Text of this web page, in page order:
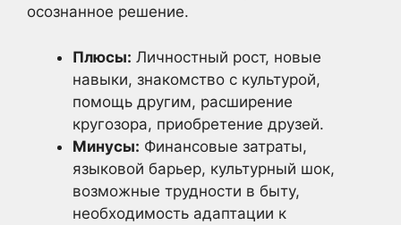
осознанное решение.
Плюсы: Личностный рост, новые
навыки, знакомство с культурой,
помощь другим, расширение
кругозора, приобретение друзей.
Минусы: Финансовые затраты,
языковой барьер, культурный шок,
возможные трудности в быту,
необходимость адаптации к